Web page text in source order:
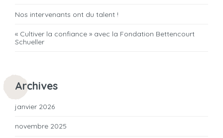
Nos intervenants ont du talent !
« Cultiver la confiance » avec la Fondation Bettencourt
Schueller
Archives
janvier 2026
novembre 2025